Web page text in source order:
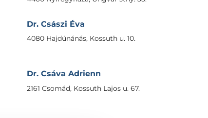
Dr. Császi Éva
4080 Hajdúnánás, Kossuth u. 10.
Dr. Csáva Adrienn
2161 Csomád, Kossuth Lajos u. 67.